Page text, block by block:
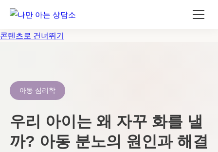
콘텐츠로 건너뛰기
아동 심리학
우리 아이는 왜 자꾸 화를 낼
까? 아동 분노의 원인과 해결